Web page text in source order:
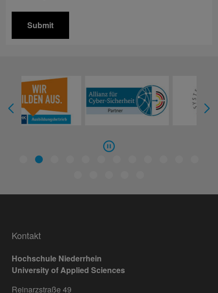
Kontakt
Hochschule Niederrhein
University of Applied Sciences
Reinarzstraße 49